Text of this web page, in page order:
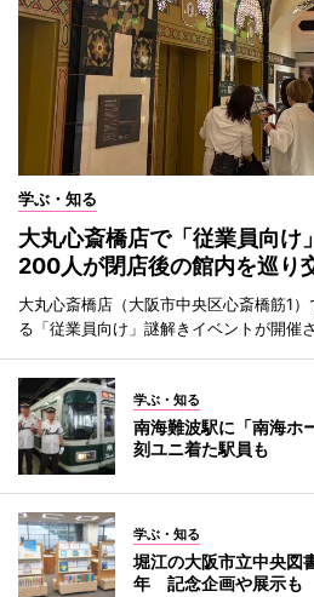
学ぶ・知る
大丸心斎橋店で「従業員向
200人が閉店後の館内を巡り
大丸心斎橋店（大阪市中央区心斎橋筋1
る「従業員向け」謎解きイベントが開催さ
学ぶ・知る
南海難波駅に「南海
刻ユニ着た駅員も
学ぶ・知る
堀江の大阪市立中央図
年 記念企画や展示も